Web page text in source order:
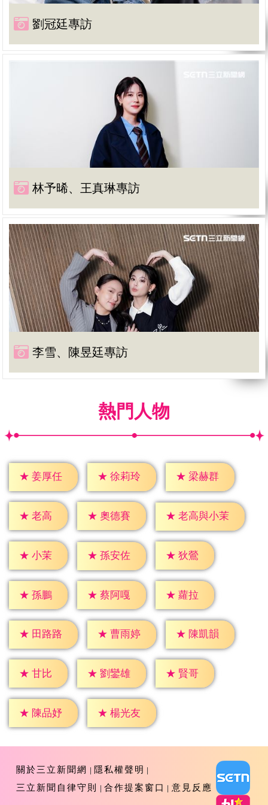
劉冠廷專訪
林予晞、王真琳專訪
李雪、陳昱廷專訪
熱門人物
★ 姜厚任 ★ 徐莉玲 ★ 梁赫群
★ 老高 ★ 奧德賽 ★ 老高與小茉
★ 小茉 ★ 孫安佐 ★ 狄鶯
★ 孫鵬 ★ 蔡阿嘎 ★ 蘿拉
★ 田路路 ★ 曹雨婷 ★ 陳凱韻
★ 甘比 ★ 劉鑾雄 ★ 賢哥
★ 陳品妤 ★ 楊光友
關於三立新聞網
隱私權聲明
三立新聞自律守則
合作提案窗口 意見反應